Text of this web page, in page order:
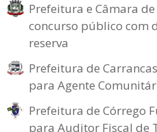
Prefeitura e Câmara
concurso público com
reserva
Prefeitura de
para Agente
Prefeitura de Córrego
para Auditor Fiscal de